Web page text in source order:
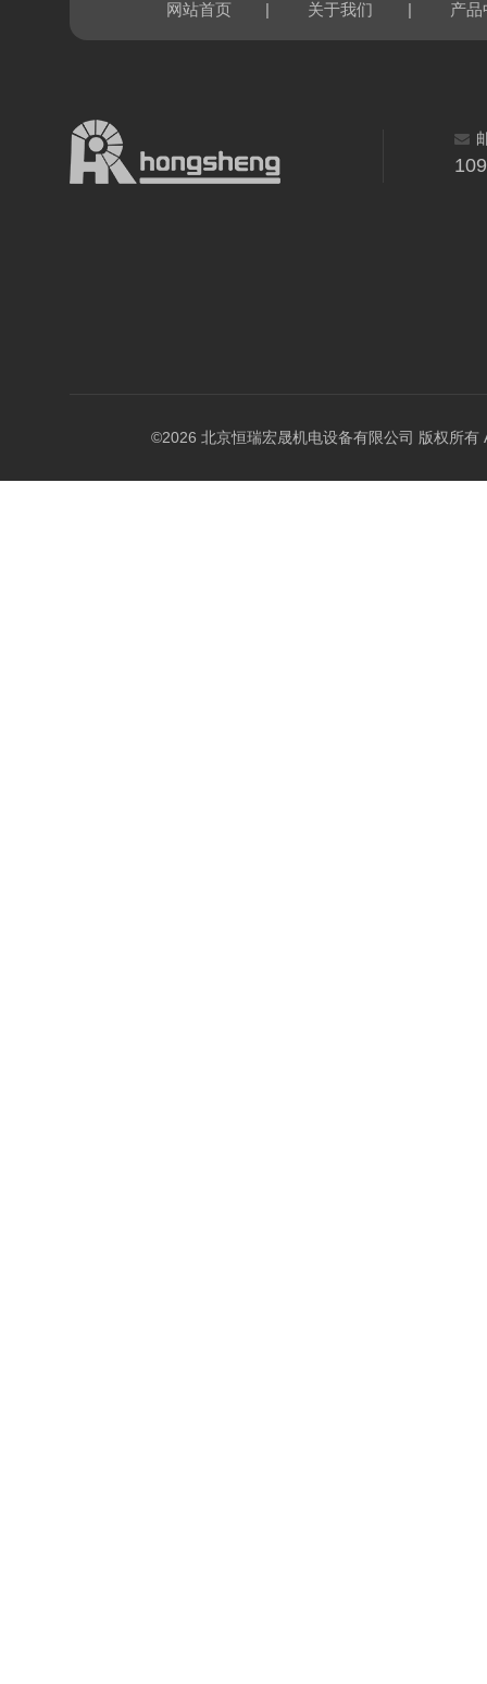
网站首页 | 关于我们 | 产品
©2026 北京恒瑞宏晟机电设备有限公司 版权所有